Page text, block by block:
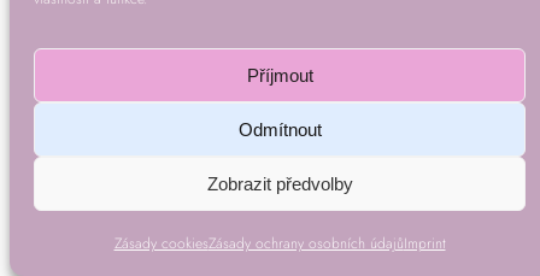
Příjmout
Odmítnout
Zobrazit předvolby
Zásady cookiesZásady ochrany osobních údajůImprint